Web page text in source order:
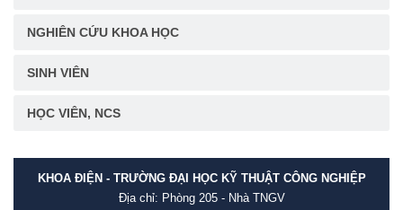
NGHIÊN CỨU KHOA HỌC
SINH VIÊN
HỌC VIÊN, NCS
KHOA ĐIỆN - TRƯỜNG ĐẠI HỌC KỸ THUẬT CÔNG NGHIỆP
Địa chỉ: Phòng 205 - Nhà TNGV